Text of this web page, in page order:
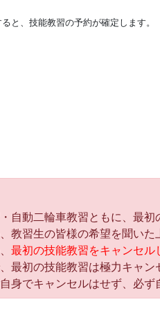
と、技能教習の予約が確定します。
自動二輪車教習ともに、最初
教習生の皆様の希望を聞い
最初の技能教習をキャンセ
最初の技能教習は極力キャ
身でキャンセルはせず、必ず